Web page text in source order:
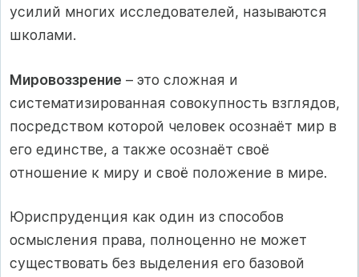
усилий многих исследователей, называются
школами.
Мировоззрение – это сложная и
систематизированная совокупность взглядов,
посредством которой человек осознаёт мир в
его единстве, а также осознаёт своё
отношение к миру и своё положение в мире.
Юриспруденция как один из способов
осмысления права, полноценно не может
существовать без выделения его базовой